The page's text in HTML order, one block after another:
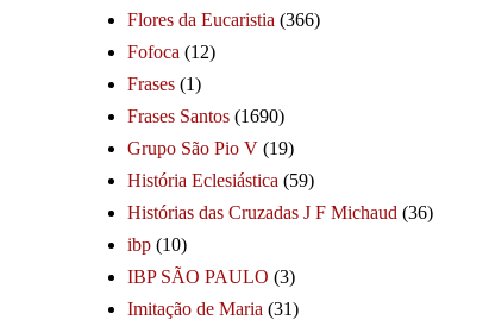
Flores da Eucaristia (366)
Fofoca (12)
Frases (1)
Frases Santos (1690)
Grupo São Pio V (19)
História Eclesiástica (59)
Histórias das Cruzadas J F Michaud (36)
ibp (10)
IBP SÃO PAULO (3)
Imitação de Maria (31)